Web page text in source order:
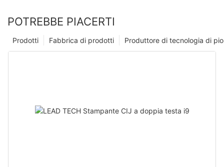
POTREBBE PIACERTI
Produttore di tecnologia di
Fabbrica di prodotti
Prodotti